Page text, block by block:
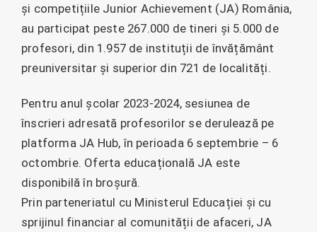
și competițiile Junior Achievement (JA) România,
au participat peste 267.000 de tineri și 5.000 de
profesori, din 1.957 de instituții de învățământ
preuniversitar și superior din 721 de localități.
Pentru anul școlar 2023-2024, sesiunea de
înscrieri adresată profesorilor se derulează pe
platforma JA Hub, în perioada 6 septembrie – 6
octombrie. Oferta educațională JA este
disponibilă în broșură.
Prin parteneriatul cu Ministerul Educației și cu
sprijinul financiar al comunității de afaceri, JA